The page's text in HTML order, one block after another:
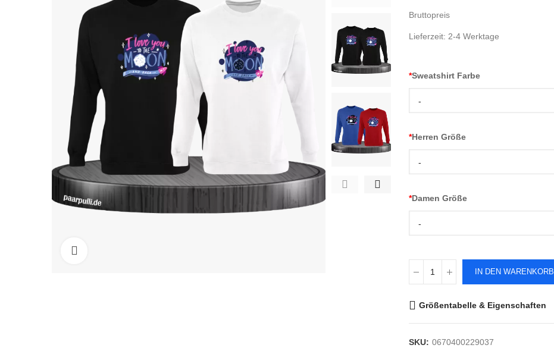
Bruttopreis
Lieferzeit: 2-4 Werktage
*Sweatshirt Farbe
-
*Herren Größe
-
*Damen Größe
-
IN DEN WARENKORB
Größentabelle & Eigenschaften
SKU: 0670400229037